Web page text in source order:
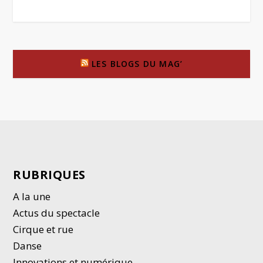
LES BLOGS DU MAG’
RUBRIQUES
A la une
Actus du spectacle
Cirque et rue
Danse